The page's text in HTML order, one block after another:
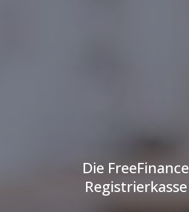
Die FreeFinance
Registrierkasse